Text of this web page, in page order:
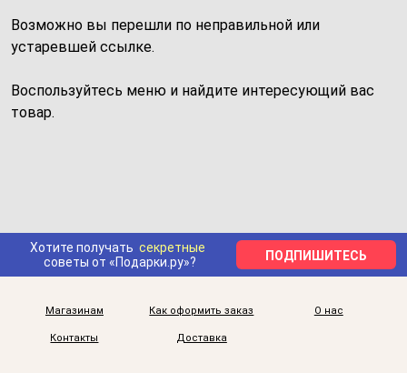
Возможно вы перешли по неправильной или
устаревшей ссылке.
Воспользуйтесь меню и найдите интересующий вас
товар.
Хотите получать секретные
советы от «Подарки.ру»?
ПОДПИШИТЕСЬ
Магазинам Как оформить заказ О нас
Контакты Доставка